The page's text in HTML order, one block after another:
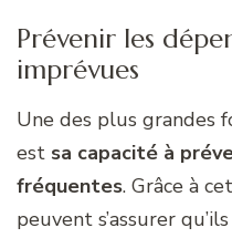
Prévenir les
imprévues
Une des plus grandes
est sa capacité à
fréquentes. Grâce à
peuvent s’assurer